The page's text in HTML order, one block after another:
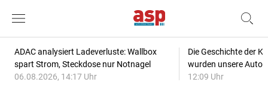
ADAC analysiert Ladeverluste: Wallbox
spart Strom, Steckdose nur Notnagel
06.08.2026, 14:17 Uhr
Die Geschichte der
wurden unsere
12:09 Uhr